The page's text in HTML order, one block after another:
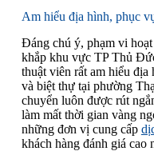
Am hiểu địa hình, phục
Đáng chú ý, phạm vi
khắp khu vực TP Thủ
thuật viên rất am hiểu
và biệt thự tại phường
chuyển luôn được rút
làm mất thời gian vàng
những đơn vị cung cấp
khách hàng đánh giá cao